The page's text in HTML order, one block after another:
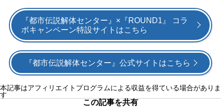
『都市伝説解体センター』×『ROUND1』 コラ
ボキャンペーン特設サイトはこちら
『都市伝説解体センター』公式サイトはこちら
本記事はアフィリエイトプログラムによる収益を得ている場合がありま
す
この記事を共有